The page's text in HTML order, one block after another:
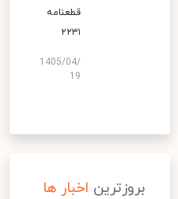
قطعنامه
۲۲۳۱
1405/04/
19
بروزترین اخبار ها